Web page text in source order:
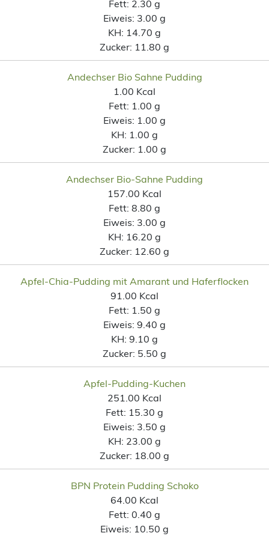
Fett: 2.30 g
Eiweis: 3.00 g
KH: 14.70 g
Zucker: 11.80 g
Andechser Bio Sahne Pudding
1.00 Kcal
Fett: 1.00 g
Eiweis: 1.00 g
KH: 1.00 g
Zucker: 1.00 g
Andechser Bio-Sahne Pudding
157.00 Kcal
Fett: 8.80 g
Eiweis: 3.00 g
KH: 16.20 g
Zucker: 12.60 g
Apfel-Chia-Pudding mit Amarant und Haferflocken
91.00 Kcal
Fett: 1.50 g
Eiweis: 9.40 g
KH: 9.10 g
Zucker: 5.50 g
Apfel-Pudding-Kuchen
251.00 Kcal
Fett: 15.30 g
Eiweis: 3.50 g
KH: 23.00 g
Zucker: 18.00 g
BPN Protein Pudding Schoko
64.00 Kcal
Fett: 0.40 g
Eiweis: 10.50 g